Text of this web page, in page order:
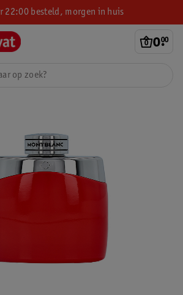
22:00 besteld, morgen in huis
0.
00